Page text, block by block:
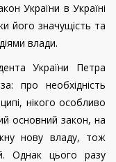
України в Україні
його значущість та
влади.
України Петра
про необхідність
нікого особливо
основний закон, на
нову владу, тож
Однак цього разу